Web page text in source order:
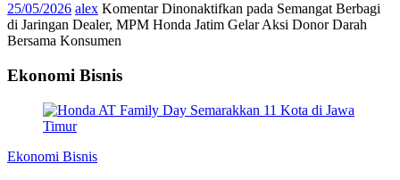
25/05/2026 alex Komentar Dinonaktifkan pada Semangat Berbagi
di Jaringan Dealer, MPM Honda Jatim Gelar Aksi Donor Darah
Bersama Konsumen
Ekonomi Bisnis
Ekonomi Bisnis